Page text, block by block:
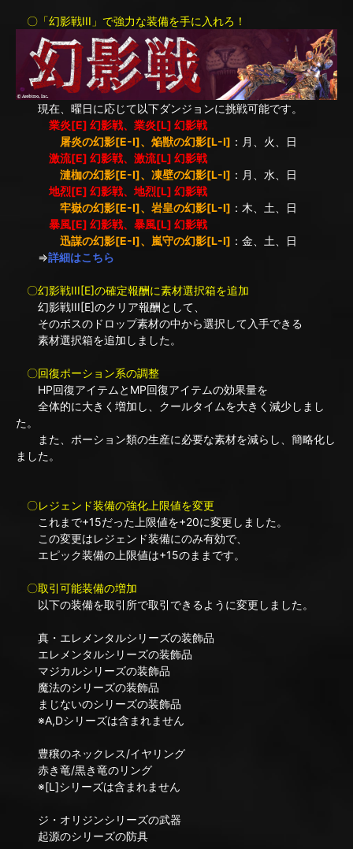
〇「幻影戦III」で強力な装備を手に入れろ！
現在、曜日に応じて以下ダンジョンに挑戦可能です。
業炎[E] 幻影戦、業炎[L] 幻影戦
屠炎の幻影[E-I]、焔獣の幻影[L-I] ：月、火、日
激流[E] 幻影戦、激流[L] 幻影戦
漣枷の幻影[E-I]、凍壁の幻影[L-I] ：月、水、日
地烈[E] 幻影戦、地烈[L] 幻影戦
牢嶽の幻影[E-I]、岩皇の幻影[L-I] ：木、土、日
暴風[E] 幻影戦、暴風[L] 幻影戦
迅謀の幻影[E-I]、嵐守の幻影[L-I] ：金、土、日
⇒詳細はこちら
〇幻影戦III[E]の確定報酬に素材選択箱を追加
幻影戦III[E]のクリア報酬として、
そのボスのドロップ素材の中から選択して入手できる
素材選択箱を追加しました。
〇回復ポーション系の調整
HP回復アイテムとMP回復アイテムの効果量を
全体的に大きく増加し、クールタイムを大きく減少しまし
た。
また、ポーション類の生産に必要な素材を減らし、簡略化し
ました。
〇レジェンド装備の強化上限値を変更
これまで+15だった上限値を+20に変更しました。
この変更はレジェンド装備にのみ有効で、
エピック装備の上限値は+15のままです。
〇取引可能装備の増加
以下の装備を取引所で取引できるように変更しました。
真・エレメンタルシリーズの装飾品
エレメンタルシリーズの装飾品
マジカルシリーズの装飾品
魔法のシリーズの装飾品
まじないのシリーズの装飾品
※A,Dシリーズは含まれません
豊穣のネックレス/イヤリング
赤き竜/黒き竜のリング
※[L]シリーズは含まれません
ジ・オリジンシリーズの武器
起源のシリーズの防具